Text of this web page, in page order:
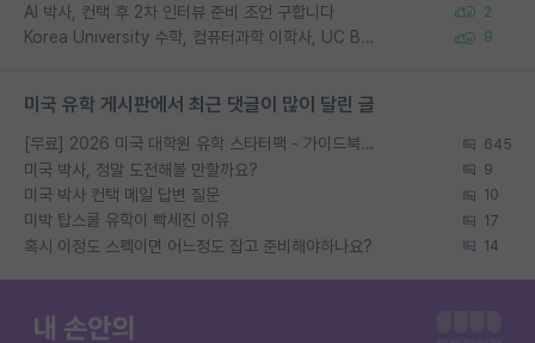
AI 박사, 컨택 후 2차 인터뷰 준비 조언 구합니다 2
Korea University 수학, 컴퓨터과학 이학사, UC Berkeley 산업공학 대학원 공학박사가 되는 것은 쉽지 않겠죠? 9
미국 유학 게시판에서 최근 댓글이 많이 달린 글
[무료] 2026 미국 대학원 유학 스타터팩 - 가이드북 & 합격자 컨택메일 템플릿 645
미국 박사, 정말 도전해볼 만할까요? 9
미국 박사 컨택 메일 답변 질문 10
미박 탑스쿨 유학이 빡세진 이유 17
혹시 이정도 스펙이면 어느정도 잡고 준비해야하나요? 14